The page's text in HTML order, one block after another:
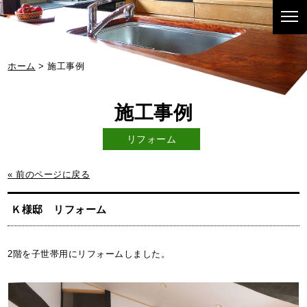
ホーム > 施工事例
リフォーム
« 前のページに戻る
Ｋ様邸 リフォーム
2階を子世帯用にリフォームしました。